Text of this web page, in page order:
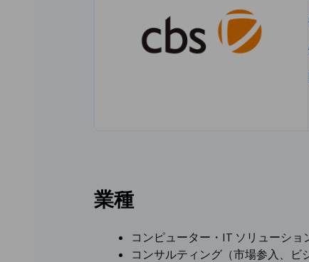
業種
コンピューター・IT ソリューショ
コンサルティング（市場参入、ビ